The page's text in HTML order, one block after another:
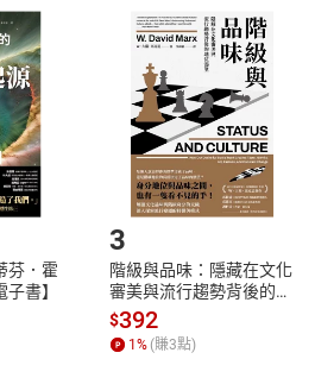
。
請登入樂天市場，並於「我的訂單
審核通過後將為您辦理退款事宜。
行取消/退貨，恕無法以單支商品取
車
cart
登入帳號
Login
Step2.登
芬．霍
書】
3
階級與品味：隱藏在文化
審美與流行趨勢背後的地
位渴望【電子書】
$392
1% (賺3點)